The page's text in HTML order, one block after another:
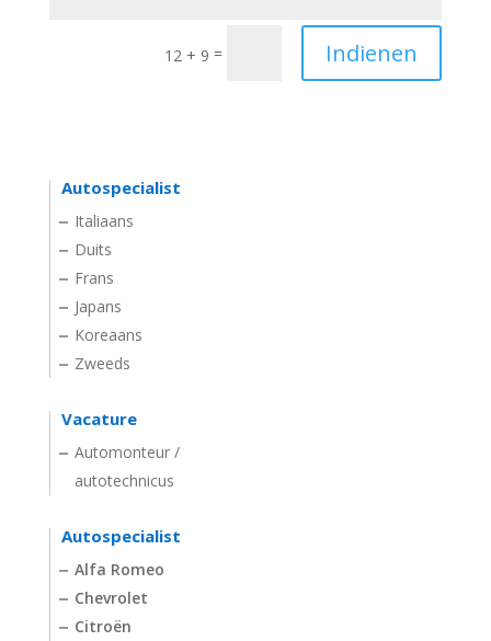
12 + 9 = Indienen
Autospecialist
Italiaans
Duits
Frans
Japans
Koreaans
Zweeds
Vacature
Automonteur /
autotechnicus
Autospecialist
Alfa Romeo
Chevrolet
Citroën